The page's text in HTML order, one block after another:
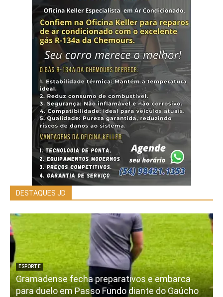
DESTAQUES JD
ESPORTE
Gramadense fecha preparativos e embarca
para duelo em Passo Fundo diante do Gaúcho